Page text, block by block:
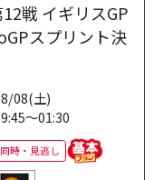
戦 イギリスGP
スプリント決
08(土)
～01:30
同時・見逃し